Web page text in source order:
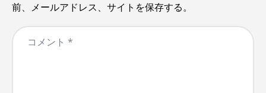
前、メールアドレス、サイトを保存する。